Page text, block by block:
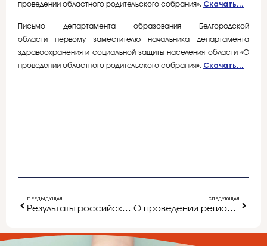
проведении областного родительского собрания». Скачать…
Письмо департамента образования Белгородской
области первому заместителю начальника департамента
здравоохранения и социальной защиты населения области«О
проведении областного родительского собрания». Скачать…
ПРЕДЫДУЩАЯ
Результаты российского уровня!!!
СЛЕДУЮЩАЯ
О проведении регионального родительского собрания